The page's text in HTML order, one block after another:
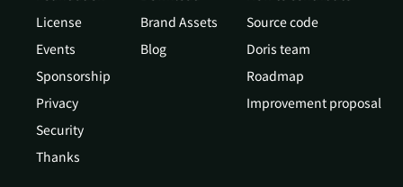
License
Events
Sponsorship
Privacy
Security
Thanks
Brand Assets
Blog
Source code
Doris team
Roadmap
Improvement proposal